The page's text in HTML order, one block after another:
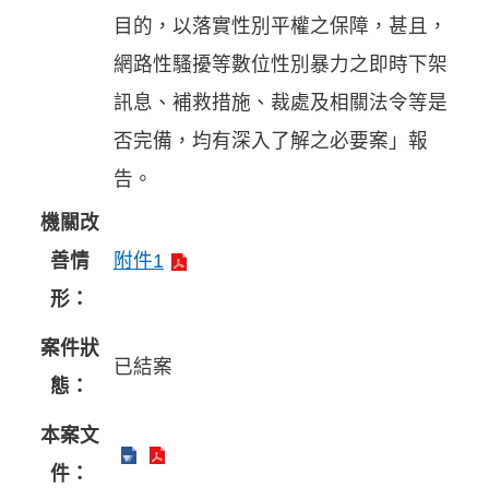
目的，以落實性別平權之保障，甚且，
網路性騷擾等數位性別暴力之即時下架
訊息、補救措施、裁處及相關法令等是
否完備，均有深入了解之必要案」報
告。
機關改
善情
形：
附件1
案件狀
態：
已結案
本案文
件：